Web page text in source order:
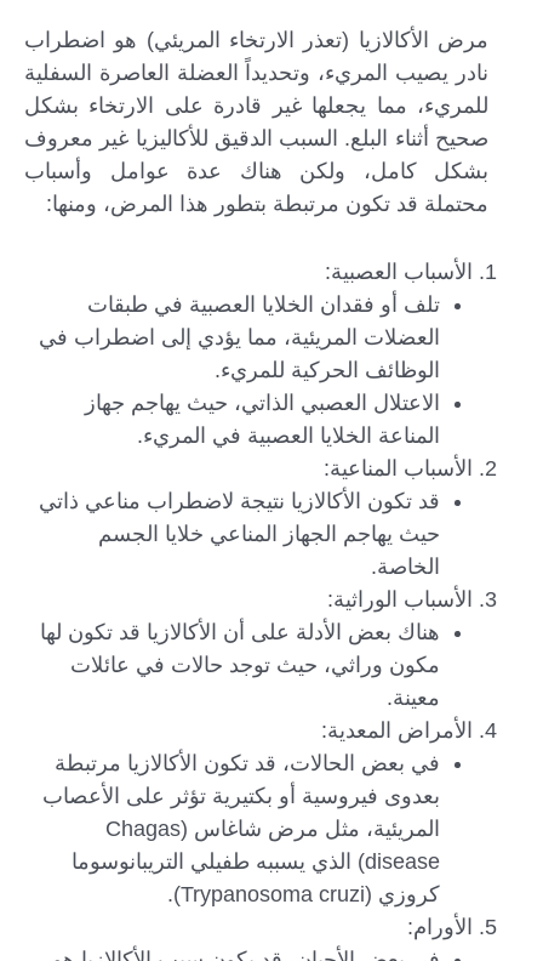
مرض الأكالازيا (تعذر الارتخاء المريئي) هو اضطراب
نادر يصيب المريء، وتحديداً العضلة العاصرة السفلية
للمريء، مما يجعلها غير قادرة على الارتخاء بشكل
صحيح أثناء البلع. السبب الدقيق للأكاليزيا غير معروف
بشكل كامل، ولكن هناك عدة عوامل وأسباب
محتملة قد تكون مرتبطة بتطور هذا المرض، ومنها:
الأسباب العصبية:
تلف أو فقدان الخلايا العصبية في طبقات
العضلات المريئية، مما يؤدي إلى اضطراب في
الوظائف الحركية للمريء.
الاعتلال العصبي الذاتي، حيث يهاجم جهاز
المناعة الخلايا العصبية في المريء.
الأسباب المناعية:
قد تكون الأكالازيا نتيجة لاضطراب مناعي ذاتي
حيث يهاجم الجهاز المناعي خلايا الجسم
الخاصة.
الأسباب الوراثية:
هناك بعض الأدلة على أن الأكالازيا قد تكون لها
مكون وراثي، حيث توجد حالات في عائلات
معينة.
الأمراض المعدية:
في بعض الحالات، قد تكون الأكالازيا مرتبطة
بعدوى فيروسية أو بكتيرية تؤثر على الأعصاب
المريئية، مثل مرض شاغاس (Chagas
disease) الذي يسببه طفيلي التريبانوسوما
كروزي (Trypanosoma cruzi).
الأورام: